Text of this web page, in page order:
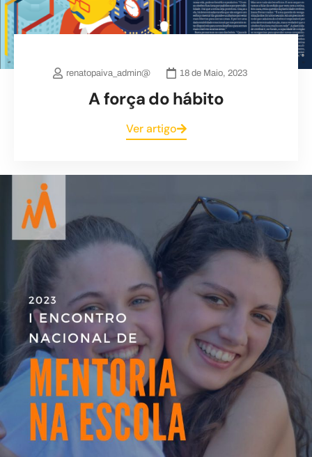
renatopaiva_admin@ 18 de Maio, 2023
A força do hábito
Ver artigo